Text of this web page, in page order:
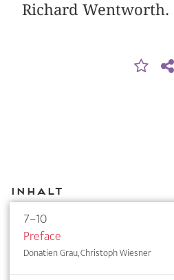
Richard Wentworth.
Inhalt
7–10
Preface
Donatien Grau, Christoph Wiesner